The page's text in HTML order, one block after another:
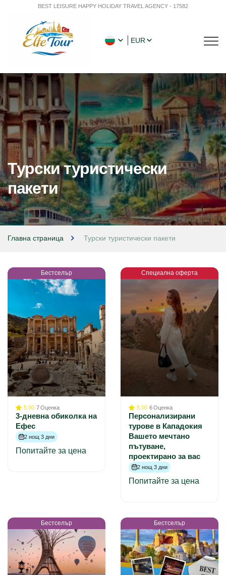
BEST LEISURE HAPPY HOLIDAY TRAVEL AGENCY - 17582
EUR
Турски туристически
пакети
Главна страница Турски туристически пакети
Бестселър
5.00 7Оценка
3-дневна обиколка на
Ефес
2 нощ 3 дни
Попитайте за цена
Специална оферта
5.00 6Оценка
Персонализирани
турове в Кападокия
Вашето мечтано
пътуване,
проектирано за вас
2 нощ 3 дни
Попитайте за цена
Бестселър Бестселър